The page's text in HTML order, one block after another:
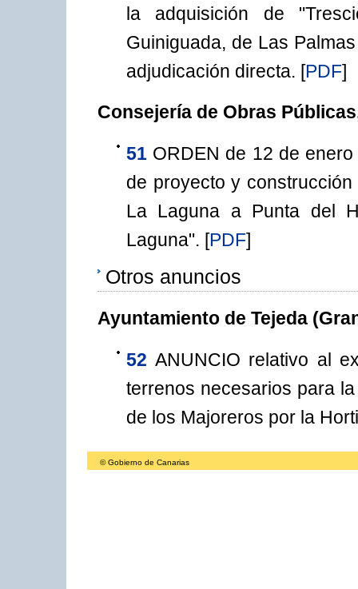
la adquisición de
Guiniguada, de Las
adjudicación directa. [PDF]
Consejería de Obras
51 ORDEN de 12 de
de proyecto y
La Laguna a Punta del
Laguna". [PDF]
Otros anuncios
Ayuntamiento de Tejeda
52 ANUNCIO relativo al
terrenos necesarios para
de los Majoreros por la
© Gobierno de Canarias